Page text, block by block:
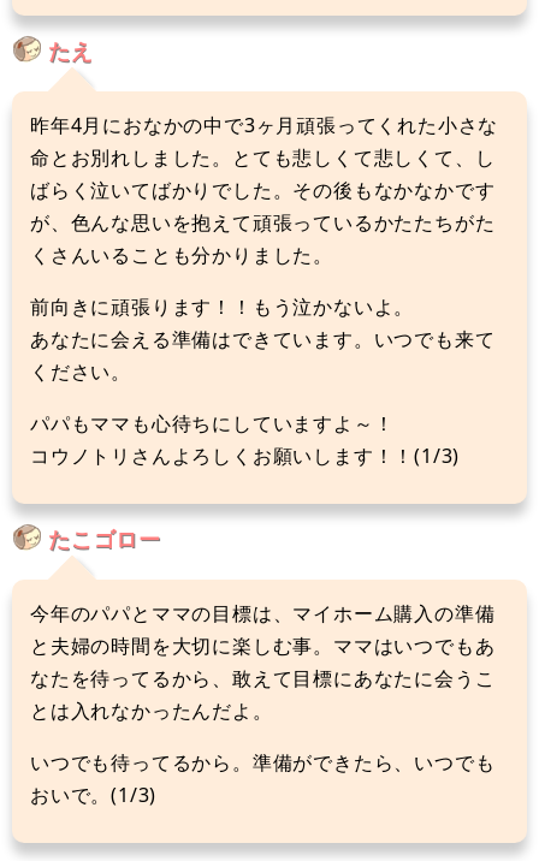
たえ
昨年4月におなかの中で3ヶ月頑張ってくれた小さな
命とお別れしました。とても悲しくて悲しくて、し
ばらく泣いてばかりでした。その後もなかなかです
が、色んな思いを抱えて頑張っているかたたちがた
くさんいることも分かりました。
前向きに頑張ります！！もう泣かないよ。
あなたに会える準備はできています。いつでも来て
ください。
パパもママも心待ちにしていますよ～！
コウノトリさんよろしくお願いします！！(1/3)
たこゴロー
今年のパパとママの目標は、マイホーム購入の準備
と夫婦の時間を大切に楽しむ事。ママはいつでもあ
なたを待ってるから、敢えて目標にあなたに会うこ
とは入れなかったんだよ。
いつでも待ってるから。準備ができたら、いつでも
おいで。(1/3)